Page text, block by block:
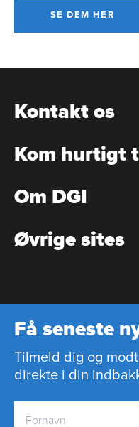
SE DEM HER
Kontakt os
Kom hurtigt
Om DGI
Øvrige sites
Få seneste
Tilmeld dig og
direkte i din